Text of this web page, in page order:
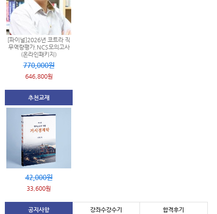
[파이널]2026년 코트라 직
무역량평가.NCS모의고사
(온라인패키지)
770,000원
646,800원
추천교재
42,000원
33,600원
공지사항 강좌수강수기 합격후기